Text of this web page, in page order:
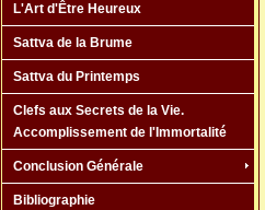
L'Art d'Être Heureux
Sattva de la Brume
Sattva du Printemps
Clefs aux Secrets de la Vie.
Accomplissement de l'Immortalité
Conclusion Générale
Bibliographie